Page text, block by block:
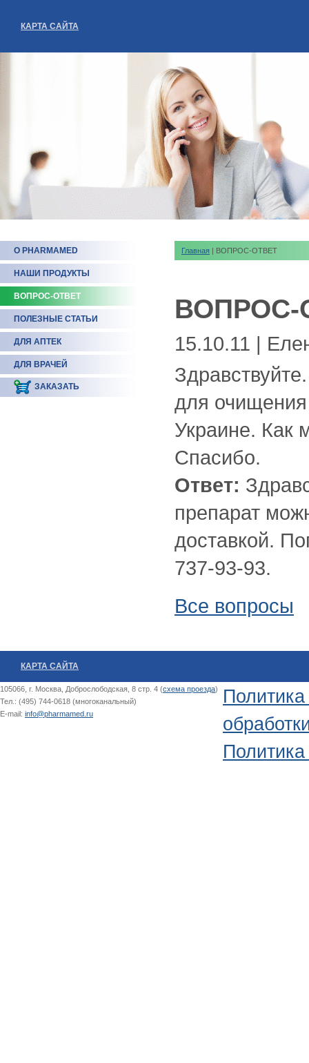
КАРТА САЙТА
О PHARMAMED
НАШИ ПРОДУКТЫ
ВОПРОС-ОТВЕТ
ПОЛЕЗНЫЕ СТАТЬИ
ДЛЯ АПТЕК
ДЛЯ ВРАЧЕЙ
ЗАКАЗАТЬ
Главная | ВОПРОС-ОТВЕТ
ВОПРОС-
15.10.11 |
для очищения
Украине. Как
Спасибо.
Ответ:
препарат
доставкой.
737-93-93.
Все вопросы
КАРТА САЙТА
105066, г. Москва, Доброслободская, 8 стр. 4 (схема проезда)
Тел.: (495) 744-0618 (многоканальный)
E-mail: info@pharmamed.ru